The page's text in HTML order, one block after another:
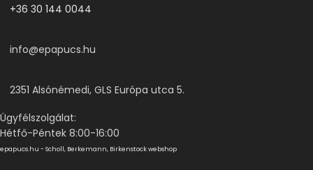
+36 30 144 0044
info@epapucs.hu
2351 Alsónémedi, GLS Európa utca 5.
Ügyfélszolgálat:
Hétfő-Péntek 8:00-16:00
epapucs.hu - Scholl, Berkemann, Birkenstock webshop